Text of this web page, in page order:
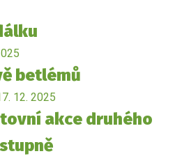
betlémů
12. 2025
akce druhého
stupně